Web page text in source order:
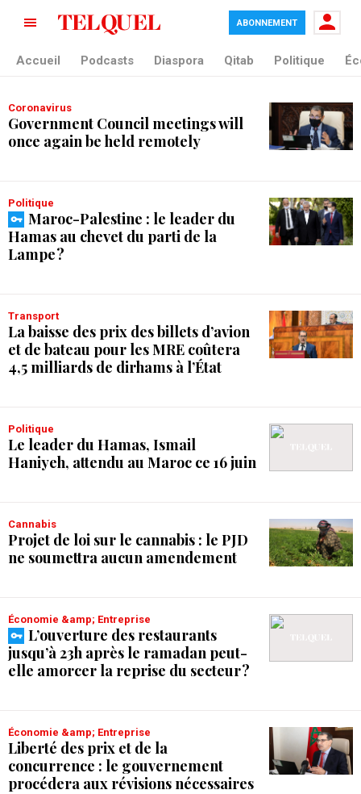
tag blade
ABONNEMENT
Accueil Podcasts Diaspora Qitab Politique
Coronavirus
Government Council meetings will
once again be held remotely
Politique
Maroc-Palestine : le leader du
Hamas au chevet du parti de la
Lampe ?
Transport
La baisse des prix des billets d’avion
et de bateau pour les MRE coûtera
4,5 milliards de dirhams à l’État
Politique
Le leader du Hamas, Ismail
Haniyeh, attendu au Maroc ce 16 juin
Cannabis
Projet de loi sur le cannabis : le PJD
ne soumettra aucun amendement
Économie &amp; Entreprise
L’ouverture des restaurants
jusqu’à 23h après le ramadan peut-
elle amorcer la reprise du secteur ?
Économie &amp; Entreprise
Liberté des prix et de la
concurrence : le gouvernement
procédera aux révisions nécessaires